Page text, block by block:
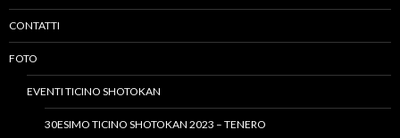
CONTATTI
FOTO
EVENTI TICINO SHOTOKAN
30ESIMO TICINO SHOTOKAN 2023 – TENERO